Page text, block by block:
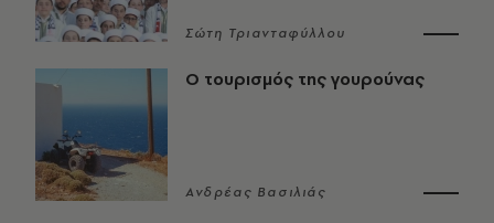
Σώτη Τριανταφύλλου
Ο τουρισμός της γουρούνας
Ανδρέας Βασιλιάς